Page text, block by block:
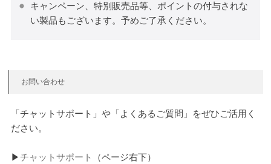
キャンペーン、特別販売品等、ポイントの付与されな
い製品もございます。予めご了承ください。
お問い合わせ
「チャットサポート」や「よくあるご質問」をぜひご活用く
ださい。
▶チャットサポート
（ページ右下）